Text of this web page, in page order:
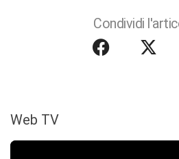
Condividi
Web TV